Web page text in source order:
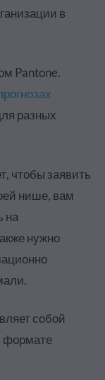
в
Pantone.
разных
чтобы заявить
нише, вам
на
нужно
собой
формате